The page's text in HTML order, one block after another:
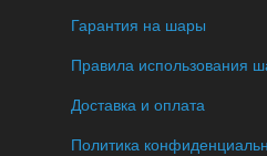
Гарантия на шары
Правила использования
Доставка и оплата
Политика